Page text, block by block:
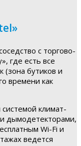
с торгово-
где есть все
(зона бутиков и
времени как
климат-
дымодетекторами,
Wi-Fi и
ведется